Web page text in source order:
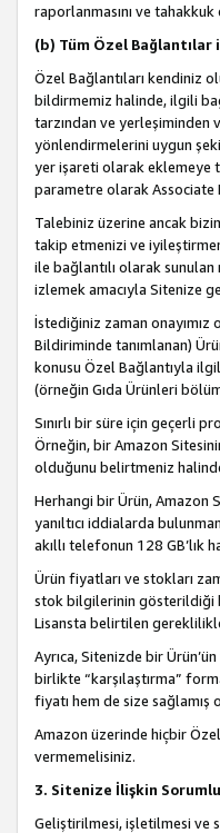
raporlanmasını ve
(b) Tüm Özel
Özel Bağlantıları kendiniz
bildirmemiz halinde, ilgili
tarzından ve yerleşiminden
yönlendirmelerini uygun
yer işareti olarak eklemeye
parametre olarak
Talebiniz üzerine ancak
takip etmenizi ve
ile bağlantılı olarak sunulan
izlemek amacıyla Sitenize
İstediğiniz zaman
Bildiriminde tanımlanan)
konusu Özel Bağlantıyla
(örneğin Gıda Ürünleri
Sınırlı bir süre için geçerli
Örneğin, bir Amazon
olduğunu belirtmeniz
Herhangi bir Ürün, Amazon
yanıltıcı iddialarda
akıllı telefonun 128 GB’lık
Ürün fiyatları ve stokları
stok bilgilerinin gösterildiği
Lisansta belirtilen
Ayrıca, Sitenizde bir
birlikte “karşılaştırma”
fiyatı hem de size sağlamış
Amazon üzerinde hiçbir
vermemelisiniz.
3. Sitenize İlişkin
Geliştirilmesi, işletilmesi ve